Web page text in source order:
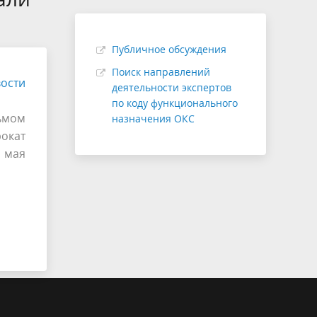
соответствии с п. 45(14)
Проверка сметной стоимости
Экспертиза с применением ТИМ
(рассмотрение ЦИМ)
мая
Публичное обсуждения
Поиск направлений
деятельности экспертов
по коду функционального
назначения ОКС